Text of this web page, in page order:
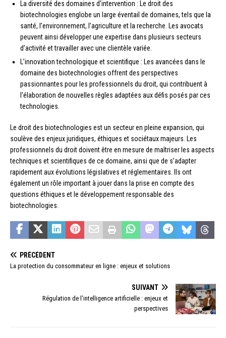
La diversité des domaines d’intervention : Le droit des
biotechnologies englobe un large éventail de domaines, tels que la
santé, l’environnement, l’agriculture et la recherche. Les avocats
peuvent ainsi développer une expertise dans plusieurs secteurs
d’activité et travailler avec une clientèle variée.
L’innovation technologique et scientifique : Les avancées dans le
domaine des biotechnologies offrent des perspectives
passionnantes pour les professionnels du droit, qui contribuent à
l’élaboration de nouvelles règles adaptées aux défis posés par ces
technologies.
Le droit des biotechnologies est un secteur en pleine expansion, qui
soulève des enjeux juridiques, éthiques et sociétaux majeurs. Les
professionnels du droit doivent être en mesure de maîtriser les aspects
techniques et scientifiques de ce domaine, ainsi que de s’adapter
rapidement aux évolutions législatives et réglementaires. Ils ont
également un rôle important à jouer dans la prise en compte des
questions éthiques et le développement responsable des
biotechnologies.
PRÉCÉDENT
La protection du consommateur en ligne : enjeux et solutions
SUIVANT
Régulation de l’intelligence artificielle : enjeux et
perspectives